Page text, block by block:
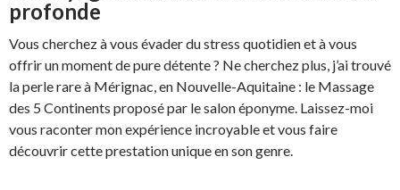
profonde
Vous cherchez à vous évader du stress quotidien et à vous
offrir un moment de pure détente ? Ne cherchez plus, j’ai trouvé
la perle rare à Mérignac, en Nouvelle-Aquitaine : le Massage
des 5 Continents proposé par le salon éponyme. Laissez-moi
vous raconter mon expérience incroyable et vous faire
découvrir cette prestation unique en son genre.